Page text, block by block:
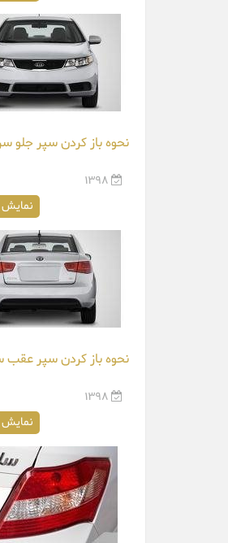
نحوه باز کردن سپر جلو
1398
نحوه باز کردن سپر عقب
1398